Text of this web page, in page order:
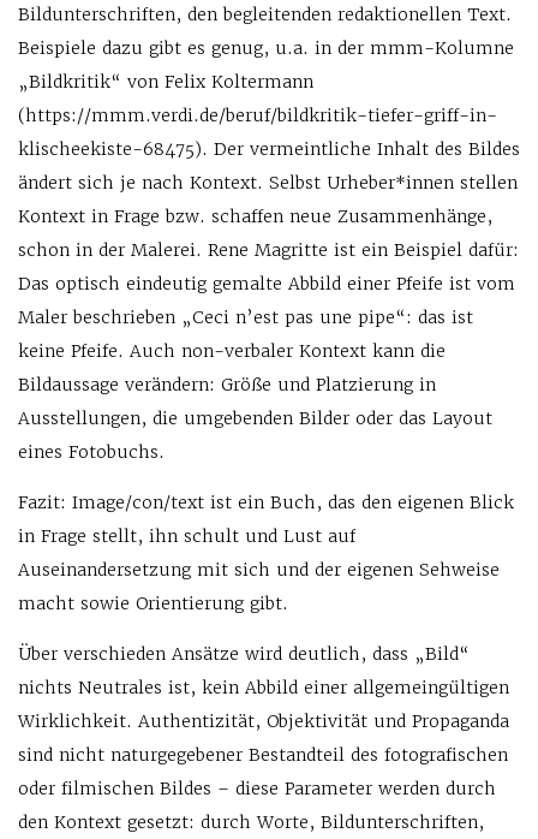
Bildunterschriften, den begleitenden redaktionellen Text.
Beispiele dazu gibt es genug, u.a. in der mmm-Kolumne
„Bildkritik“ von Felix Koltermann
(https://mmm.verdi.de/beruf/bildkritik-tiefer-griff-in-
klischeekiste-68475). Der vermeintliche Inhalt des Bildes
ändert sich je nach Kontext. Selbst Urheber*­innen stellen
Kontext in Frage bzw. schaffen neue Zusammenhänge,
schon in der Malerei. Rene Magritte ist ein Beispiel dafür:
Das optisch eindeutig gemalte Abbild einer Pfeife ist vom
Maler beschrieben „Ceci n’est pas une pipe“: das ist
keine Pfeife. Auch non-verbaler Kontext kann die
Bildaussage verändern: Größe und Platzierung in
Ausstellungen, die umgebenden Bilder oder das Layout
eines Fotobuchs.
Fazit: Image/con/text ist ein Buch, das den eigenen Blick
in Frage stellt, ihn schult und Lust auf
Auseinandersetzung mit sich und der eigenen Sehweise
macht sowie Orientierung gibt.
Über verschieden Ansätze wird deutlich, dass „Bild“
nichts Neutrales ist, kein Abbild einer allgemeingültigen
Wirklichkeit. Authentizität, Objektivität und Propaganda
sind nicht naturgegebener Bestandteil des fotografischen
oder filmischen Bildes – diese Parameter werden durch
den Kontext gesetzt: durch Worte, Bildunterschriften,